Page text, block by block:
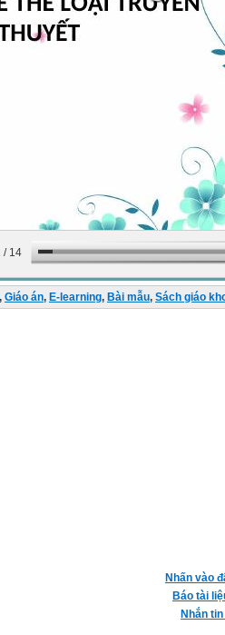
/ 14
, Giáo án, E-learning, Bài mẫu, Sách giáo
Nhấn vào
Báo tài
Nhắn